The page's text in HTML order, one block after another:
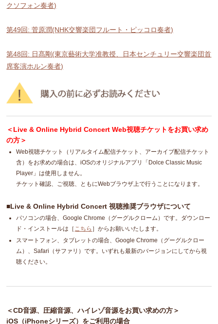
クソフォン奏者)
第49回: 菅原潤(NHK交響楽団フルート・ピッコロ奏者)
第48回: 日髙剛(東京藝術大学准教授、日本センチュリー交響楽団首
席客演ホルン奏者)
＜Live & Online Hybrid Concert Web視聴チケットをお買い求め
の方＞
Web視聴チケット（リアルタイム配信チケット、アーカイブ配信チケット
含）をお求めの場合は、iOSのオリジナルアプリ「Dolce Classic Music
Player」は使用しません。
チケット確認、ご視聴、ともにWebブラウザ上で行うことになります。
■Live & Online Hybrid Concert 視聴推奨ブラウザについて
パソコンの場合、Google Chrome（グーグルクローム）です。ダウンロー
ド・インストールは［ こちら ］からお願いいたします。
スマートフォン、タブレットの場合、Google Chrome（グーグルクロー
ム）、Safari（サファリ）です。いずれも最新のバージョンにしてから視
聴ください。
＜CD音源、圧縮音源、ハイレゾ音源をお買い求めの方＞
iOS（iPhoneシリーズ）をご利用の場合